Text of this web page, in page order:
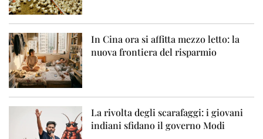
In Cina ora si affitta mezzo letto: la
nuova frontiera del risparmio
La rivolta degli scarafaggi: i giovani
indiani sfidano il governo Modi